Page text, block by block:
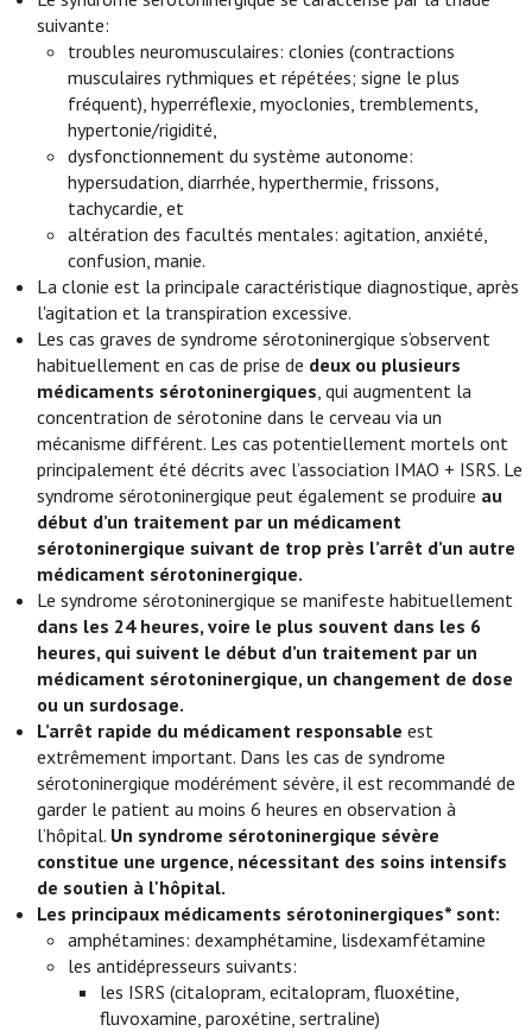
suivante:
troubles neuromusculaires: clonies (contractions
musculaires rythmiques et répétées; signe le plus
fréquent), hyperréflexie, myoclonies, tremblements,
hypertonie/rigidité,
dysfonctionnement du système autonome:
hypersudation, diarrhée, hyperthermie, frissons,
tachycardie, et
altération des facultés mentales: agitation, anxiété,
confusion, manie.
La clonie est la principale caractéristique diagnostique, après
l'agitation et la transpiration excessive.
Les cas graves de syndrome sérotoninergique s’observent
habituellement en cas de prise de deux ou plusieurs
médicaments sérotoninergiques, qui augmentent la
concentration de sérotonine dans le cerveau via un
mécanisme différent. Les cas potentiellement mortels ont
principalement été décrits avec l’association IMAO + ISRS. Le
syndrome sérotoninergique peut également se produire au
début d’un traitement par un médicament
sérotoninergique suivant de trop près l’arrêt d’un autre
médicament sérotoninergique.
Le syndrome sérotoninergique se manifeste habituellement
dans les 24 heures, voire le plus souvent dans les 6
heures, qui suivent le début d’un traitement par un
médicament sérotoninergique, un changement de dose
ou un surdosage.
L’arrêt rapide du médicament responsable est
extrêmement important. Dans les cas de syndrome
sérotoninergique modérément sévère, il est recommandé de
garder le patient au moins 6 heures en observation à
l’hôpital. Un syndrome sérotoninergique sévère
constitue une urgence, nécessitant des soins intensifs
de soutien à l'hôpital.
Les principaux médicaments sérotoninergiques* sont:
amphétamines: dexamphétamine, lisdexamfétamine
les antidépresseurs suivants:
les ISRS (citalopram, ecitalopram, fluoxétine,
fluvoxamine, paroxétine, sertraline)